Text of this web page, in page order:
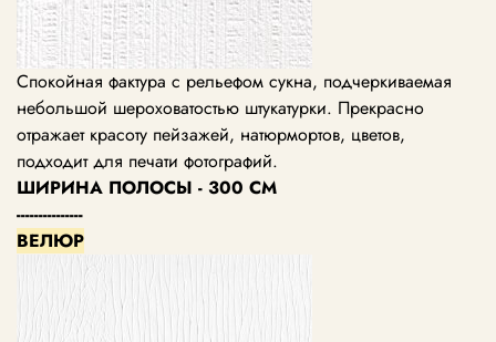
Спокойная фактура с рельефом сукна, подчеркиваемая
небольшой шероховатостью штукатурки. Прекрасно
отражает красоту пейзажей, натюрмортов, цветов,
подходит для печати фотографий.
ШИРИНА ПОЛОСЫ - 300 СМ
---------------
ВЕЛЮР